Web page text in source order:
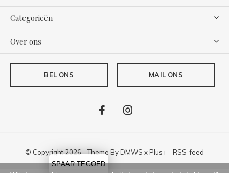
Categorieën
Over ons
BEL ONS MAIL ONS
© Copyright 2026 - Theme ByDMWS xPlus+ - RSS-feed
SPAAR TEGOED